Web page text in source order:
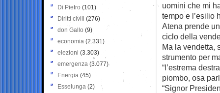
uomini che mi
tempo e l’esilio
Atena prende
ciclo della
Ma la vendetta,
strumento per
“l’estrema
piombo, osa
“Signor
Di Pietro (101)
Diritti civili (276)
don Gallo (9)
economia (2.331)
elezioni (3.303)
emergenza (3.077)
Energia (45)
Esselunga (2)